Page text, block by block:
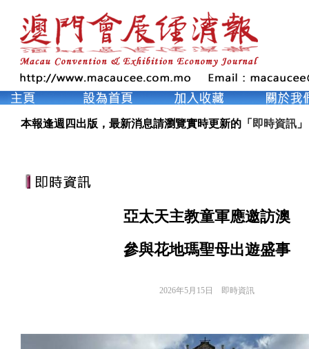
本報逢週四出版，最新消息請瀏覽實時更新的「 即時資訊 」
亞太天主教童軍應邀訪澳
參與花地瑪聖母出遊盛事
2026年5月15日 即時資訊